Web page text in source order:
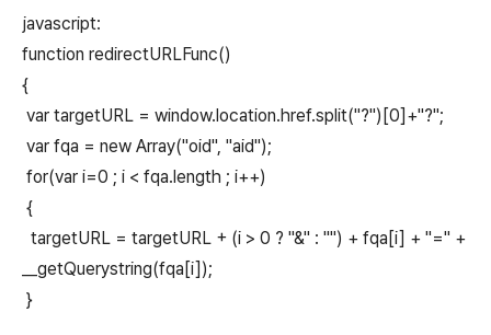
javascript:
function redirectURLFunc()
{
var targetURL = window.location.href.split("?")[0]+"?";
var fqa = new Array("oid", "aid");
for(var i=0 ; i < fqa.length ; i++)
{
targetURL = targetURL + (i > 0 ? "&" : "") + fqa[i] + "=" +
__getQuerystring(fqa[i]);
}